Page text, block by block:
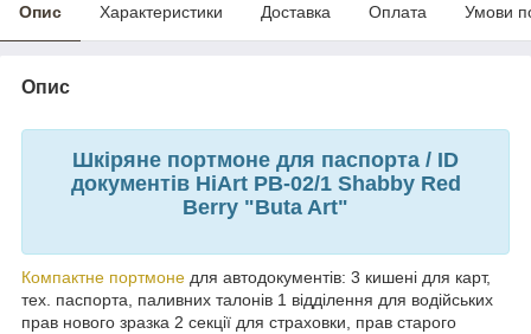
Опис Характеристики Доставка Оплата Умови
Опис
Шкіряне портмоне для паспорта / ID
документів HiArt PB-02/1 Shabby Red
Berry "Buta Art"
Компактне портмоне для автодокументів: 3 кишені для карт,
тех. паспорта, паливних талонів 1 відділення для водійських
прав нового зразка 2 секції для страховки, прав старого